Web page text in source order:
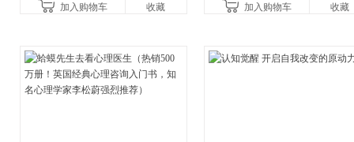
养好品质，发现快
加入购物车 收藏 加入购物车 收藏